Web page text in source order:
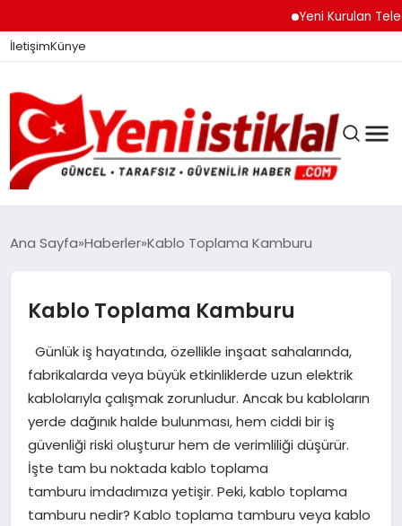
Yeni Kurulan
İletişimKünye
DÜNYA
EĞITIM
EKONOMI
Ana Sayfa Haberler Kablo Toplama Kamburu
Kablo Toplama Kamburu
Günlük iş hayatında, özellikle inşaat sahalarında,
fabrikalarda veya büyük etkinliklerde uzun elektrik
kablolarıyla çalışmak zorunludur. Ancak bu kabloların
yerde dağınık halde bulunması, hem ciddi bir iş
güvenliği riski oluşturur hem de verimliliği düşürür.
İşte tam bu noktada kablo toplama
tamburu imdadımıza yetişir. Peki, kablo toplama
tamburu nedir? Kablo toplama tamburu veya kablo